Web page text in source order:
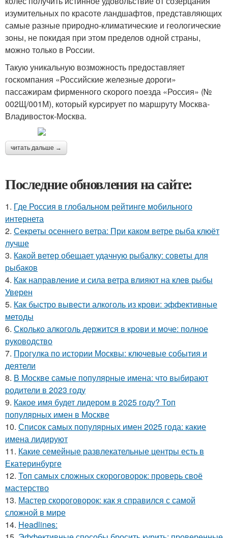
изумительных по красоте ландшафтов, представляющих
самые разные природно-климатические и геологические
зоны, не покидая при этом пределов одной страны,
можно только в России.
Такую уникальную возможность предоставляет
госкомпания «Российские железные дороги»
пассажирам фирменного скорого поезда «Россия» (№
002Щ/001М), который курсирует по маршруту Москва-
Владивосток-Москва.
читать дальше →
Последние обновления на сайте:
1. Где Россия в глобальном рейтинге мобильного
интернета
2. Секреты осеннего ветра: При каком ветре рыба клюёт
лучше
3. Какой ветер обещает удачную рыбалку: советы для
рыбаков
4. Как направление и сила ветра влияют на клев рыбы
Уверен
5. Как быстро вывести алкоголь из крови: эффективные
методы
6. Сколько алкоголь держится в крови и моче: полное
руководство
7. Прогулка по истории Москвы: ключевые события и
деятели
8. В Москве самые популярные имена: что выбирают
родители в 2023 году
9. Какое имя будет лидером в 2025 году? Топ
популярных имен в Москве
10. Список самых популярных имен 2025 года: какие
имена лидируют
11. Какие семейные развлекательные центры есть в
Екатеринбурге
12. Топ самых сложных скороговорок: проверь своё
мастерство
13. Мастер скороговорок: как я справился с самой
сложной в мире
14. Headlines: